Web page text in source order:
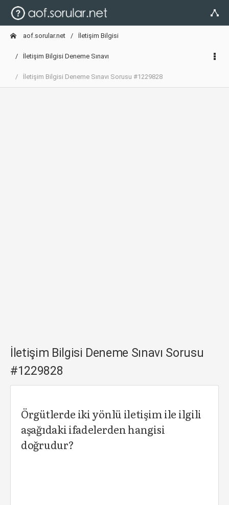
aof.sorular.net İletişim Bilgisi
İletişim Bilgisi Deneme Sınavı
İletişim Bilgisi Deneme Sınavı Sorusu #1229828
İletişim Bilgisi Deneme Sınavı Sorusu
#1229828
Örgütlerde iki yönlü iletişim ile ilgili
aşağıdaki ifadelerden hangisi
doğrudur?